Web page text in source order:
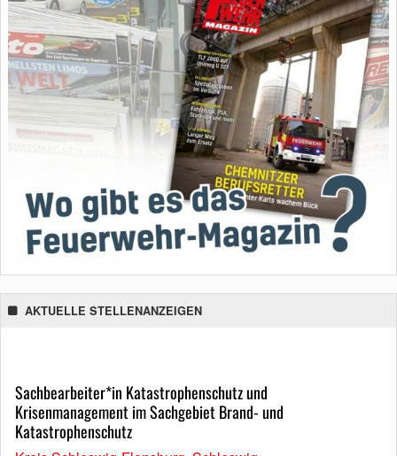
AKTUELLE STELLENANZEIGEN
Sachbearbeiter*in Katastrophenschutz und
Krisenmanagement im Sachgebiet Brand- und
Katastrophenschutz